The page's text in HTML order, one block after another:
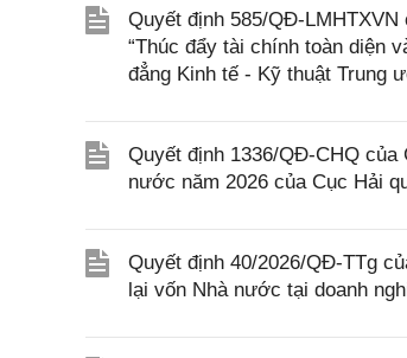
Quyết định 585/QĐ-
“Thúc đẩy tài chính toàn diện
đẳng Kinh tế - Kỹ thuật Trung
Quyết định 1336/QĐ-CHQ của
nước năm 2026 của Cục Hải
Quyết định 40/2026/QĐ-TTg
lại vốn Nhà nước tại doanh